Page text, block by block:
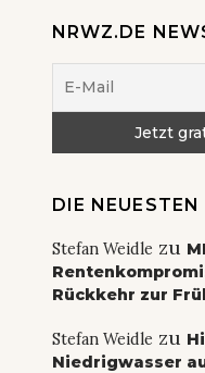
NRWZ.DE
DIE
Stefan Weidle zu
Rückkehr zur
Stefan Weidle zu
Niedrigwasser